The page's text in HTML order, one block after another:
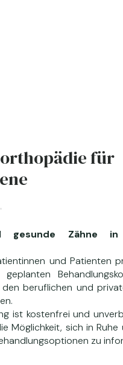
für
gesunde Zähne
und Patienten
beruflichen und
ist kostenfrei und
Möglichkeit, sich in Ruhe
zu